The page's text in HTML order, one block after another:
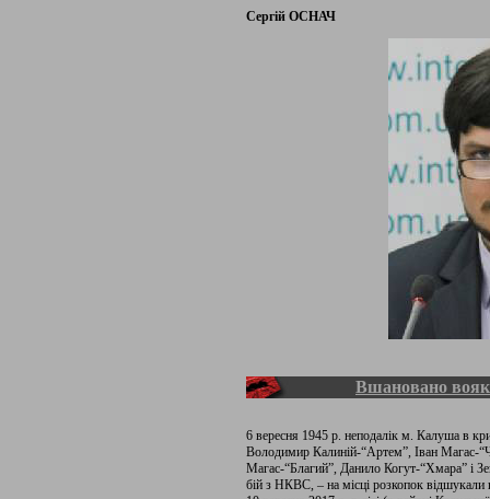
Сергій ОСНАЧ
Вшановано
6 вересня 1945 р. неподалік м. Калуша в
Володимир Калиній-“Артем”, Іван Магас-
Магас-“Благий”, Данило Когут-“Хмара” і
бій з НКВС, – на місці розкопок відшукали